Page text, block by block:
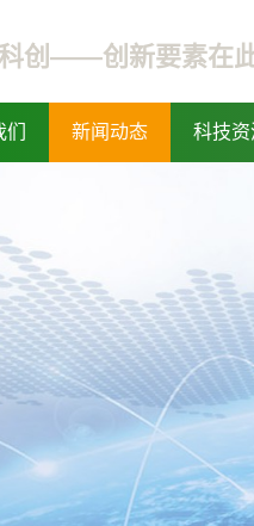
创——创新要素在
新闻动态 科技资